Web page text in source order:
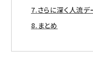
さらに深く人流
まとめ